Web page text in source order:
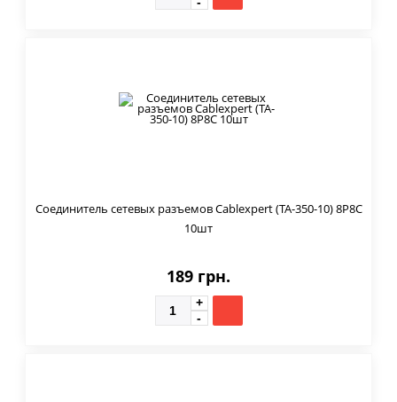
Соединитель сетевых разъемов Cablexpert (TA-350-10) 8P8C
10шт
189 грн.